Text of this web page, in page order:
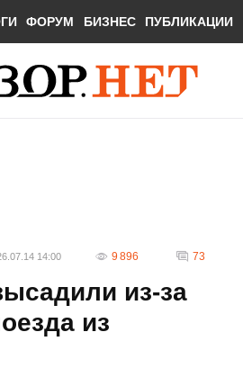
ФОРУМ БИЗНЕС ПУБЛИКАЦИИ
14:00 9 896 73
из-за
из